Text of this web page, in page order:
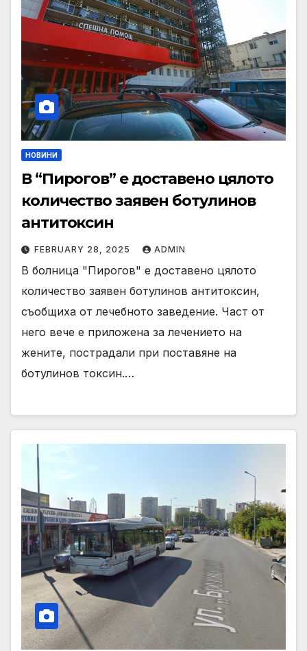
НОВИНИ
В “Пирогов” е доставено цялото
количество заявен ботулинов
антитоксин
FEBRUARY 28, 2025 ADMIN
В болница "Пирогов" е доставено цялото
количество заявен ботулинов антитоксин,
съобщиха от лечебното заведение. Част от
него вече е приложена за лечението на
жените, пострадали при поставяне на
ботулинов токсин.…